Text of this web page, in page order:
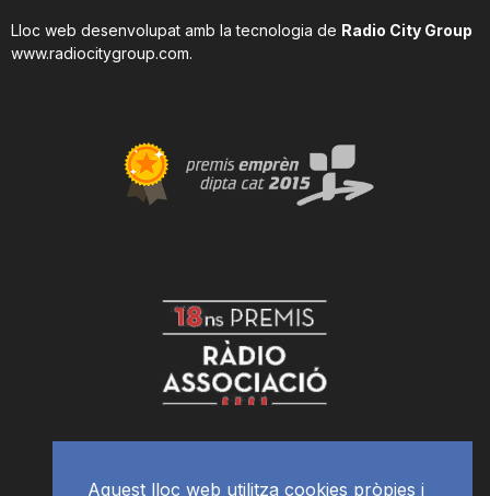
Lloc web desenvolupat amb la tecnologia de Radio City Group
www.radiocitygroup.com.
Aquest lloc web utilitza cookies pròpies i